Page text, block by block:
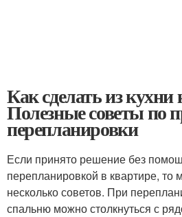
Как сделать из кухни
Полезные советы по
перепланировки
Если принято решение без
перепланировкой в квартире, то
несколько советов. При
спальню можно столкнуться с